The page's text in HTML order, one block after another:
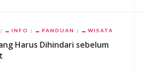
INFO PANDUAN WISATA
Harus Dihindari sebelum